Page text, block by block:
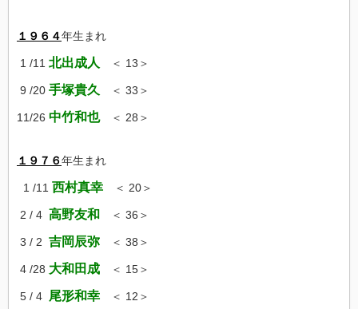
１９６４年生まれ
1 /11 北出成人 ＜ 13＞
9 /20 手塚貴久 ＜ 33＞
11/26 中竹和也 ＜ 28＞
１９７６年生まれ
1 /11 西村真幸 ＜ 20＞
2 / 4 高野友和 ＜ 36＞
3 / 2 吉岡辰弥 ＜ 38＞
4 /28 大和田成 ＜ 15＞
5 / 4 尾形和幸 ＜ 12＞